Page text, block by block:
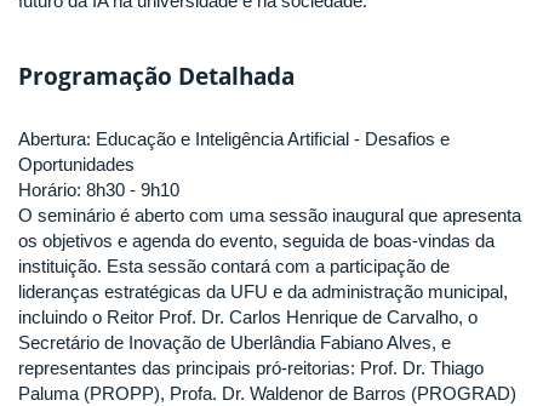
Programação Detalhada
Abertura: Educação e Inteligência Artificial - Desafios e
Oportunidades
Horário: 8h30 - 9h10
O seminário é aberto com uma sessão inaugural que apresenta
os objetivos e agenda do evento, seguida de boas-vindas da
instituição. Esta sessão contará com a participação de
lideranças estratégicas da UFU e da administração municipal,
incluindo o Reitor Prof. Dr. Carlos Henrique de Carvalho, o
Secretário de Inovação de Uberlândia Fabiano Alves, e
representantes das principais pró-reitorias: Prof. Dr. Thiago
Paluma (PROPP), Profa. Dr. Waldenor de Barros (PROGRAD)